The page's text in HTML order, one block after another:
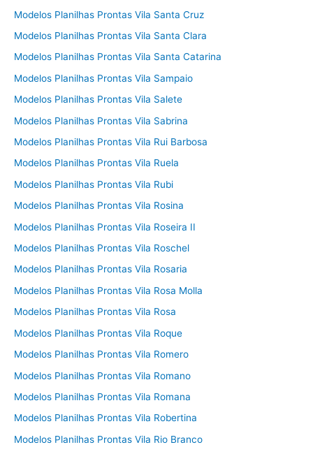
Modelos Planilhas Prontas Vila Santa Cruz
Modelos Planilhas Prontas Vila Santa Clara
Modelos Planilhas Prontas Vila Santa Catarina
Modelos Planilhas Prontas Vila Sampaio
Modelos Planilhas Prontas Vila Salete
Modelos Planilhas Prontas Vila Sabrina
Modelos Planilhas Prontas Vila Rui Barbosa
Modelos Planilhas Prontas Vila Ruela
Modelos Planilhas Prontas Vila Rubi
Modelos Planilhas Prontas Vila Rosina
Modelos Planilhas Prontas Vila Roseira II
Modelos Planilhas Prontas Vila Roschel
Modelos Planilhas Prontas Vila Rosaria
Modelos Planilhas Prontas Vila Rosa Molla
Modelos Planilhas Prontas Vila Rosa
Modelos Planilhas Prontas Vila Roque
Modelos Planilhas Prontas Vila Romero
Modelos Planilhas Prontas Vila Romano
Modelos Planilhas Prontas Vila Romana
Modelos Planilhas Prontas Vila Robertina
Modelos Planilhas Prontas Vila Rio Branco